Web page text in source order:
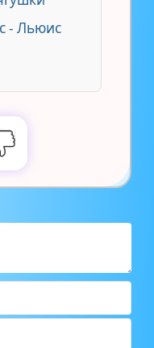
- Льюис